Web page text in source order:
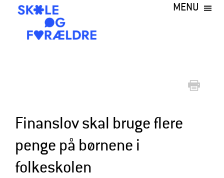
hovedindhold
e
g
F
MENU
Finanslov skal bruge flere
penge på børnene i
folkeskolen